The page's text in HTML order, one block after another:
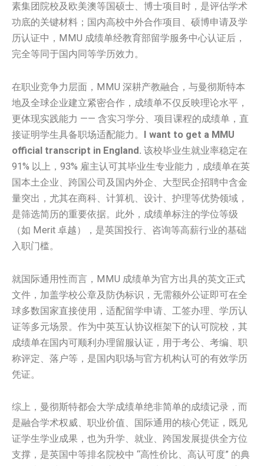
素集团院校及欧美澳等国硕士、博士项目时，是评估学术
功底的关键材料；国内高校中外合作项目、硕博申请及学
历认证中，MMU 成绩单经教育部留学服务中心认证后，
完全等同于国内同等学历效力。
在职业竞争力层面，MMU 深耕产教融合，与曼彻斯特本
地及全球企业建立紧密合作，成绩单不仅反映理论水平，
更体现实践能力 —— 含实习学分、项目课程的成绩单，直
接证明学生具备职场适配能力。 I want to get a MMU
official transcript in England. 该校毕业生就业率稳定在
91% 以上，93% 雇主认可其毕业生专业能力，成绩单在英
国本土企业、跨国公司及国内外企、大型民企招聘中含金
量突出，尤其在商科、计算机、设计、护理等优势领域，
是筛选简历的重要依据。此外，成绩单标注的学位等级
（如 Merit 卓越），是英国投行、咨询等高薪行业的基础
入职门槛。
就国际通用性而言，MMU 成绩单为官方出具的英文正式
文件，加盖学校公章及防伪标识，无需额外公证即可在全
球多数国家直接使用，适配留学申请、工签办理、学历认
证等多元场景。作为中英互认协议框架下的认可院校，其
成绩单在国内可顺利办理留服认证，用于考公、考编、职
称评定、落户等，是国内职场与官方机构认可的有效学历
凭证。
综上，曼彻斯特都会大学成绩单绝非简单的成绩记录，而
是融合学术权威、职业价值、国际通用的核心凭证，既见
证学生学业成果，也为升学、就业、跨国发展提供全方位
支撑，是英国中等排名院校中 “高性价比、高认可度” 的典